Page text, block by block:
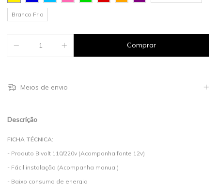
Branco Frio
Meios de envio
Descrição
FICHA TÉCNICA:
- Produto Bivolt 110/220v (Acompanha fonte 12v)
- Fácil instalação (Acompanha manual)
- Baixo consumo de energia